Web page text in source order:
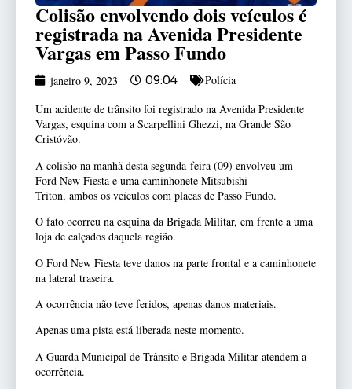
Colisão envolvendo dois veículos é
registrada na Avenida Presidente
Vargas em Passo Fundo
janeiro 9, 2023 09:04
Polícia
Um acidente de trânsito foi registrado na Avenida Presidente
Vargas, esquina com a Scarpellini Ghezzi, na Grande São
Cristóvão.
A colisão na manhã desta segunda-feira (09) envolveu um
Ford New Fiesta e uma caminhonete Mitsubishi
Triton, ambos os veículos com placas de Passo Fundo.
O fato ocorreu na esquina da Brigada Militar, em frente a uma
loja de calçados daquela região.
O Ford New Fiesta teve danos na parte frontal e a caminhonete
na lateral traseira.
A ocorrência não teve feridos, apenas danos materiais.
Apenas uma pista está liberada neste momento.
A Guarda Municipal de Trânsito e Brigada Militar atendem a
ocorrência.